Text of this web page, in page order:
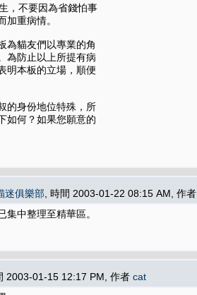
，不要因為省錢怕事
重病情。
為貓友們以專業的角
為防止以上所提有病
明本板的立場，順便
的身份地位特殊，所
如何？如果您願意的
迷俱樂部 , 時間 2003-01-22 08:15 AM, 作者
中整理至精華區。
2003-01-15 12:17 PM, 作者 cat